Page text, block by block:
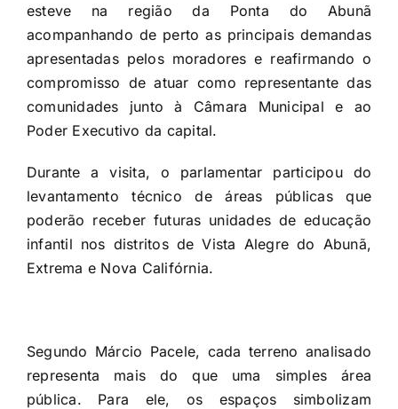
esteve na região da Ponta do Abunã
acompanhando de perto as principais demandas
apresentadas pelos moradores e reafirmando o
compromisso de atuar como representante das
comunidades junto à Câmara Municipal e ao
Poder Executivo da capital.
Durante a visita, o parlamentar participou do
levantamento técnico de áreas públicas que
poderão receber futuras unidades de educação
infantil nos distritos de Vista Alegre do Abunã,
Extrema e Nova Califórnia.
Segundo Márcio Pacele, cada terreno analisado
representa mais do que uma simples área
pública. Para ele, os espaços simbolizam